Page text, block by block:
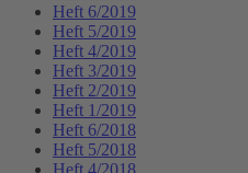
Heft 6/2019
Heft 5/2019
Heft 4/2019
Heft 3/2019
Heft 2/2019
Heft 1/2019
Heft 6/2018
Heft 5/2018